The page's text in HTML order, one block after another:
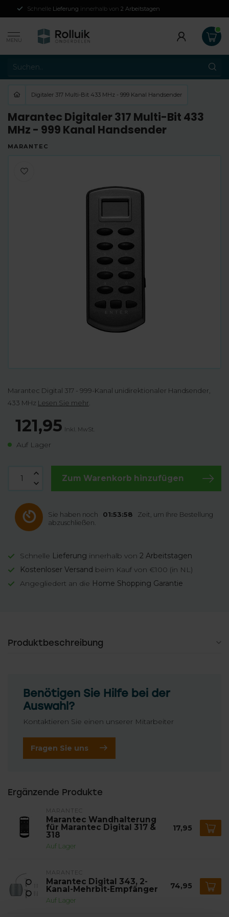
Schnelle Lieferung innerhalb von 2 Arbeitstagen
MENU
Digitaler 317 Multi-Bit 433 MHz - 999 Kanal Handsender
Marantec Digitaler 317 Multi-Bit 433
MHz - 999 Kanal Handsender
MARANTEC
Marantec Digital 317 - 999-Kanal unidirektionaler Handsender,
433 MHz Lesen Sie mehr
121,95 Inkl. MwSt.
Auf Lager
Zum Warenkorb hinzufügen
Sie haben noch 01:53:58
Zeit, um Ihre Bestellung
abzuschließen.
Schnelle Lieferung innerhalb von 2 Arbeitstagen
Kostenloser Versand beim Kauf von €100 (in NL)
Angegliedert an die Home Shopping Garantie
Produktbeschreibung
Benötigen Sie Hilfe bei der
Auswahl?
Kontaktieren Sie einen unserer Mitarbeiter
Fragen Sie uns
Ergänzende Produkte
MARANTEC
Marantec Wandhalterung
für Marantec Digital 317 &
318
Auf Lager
17,95
MARANTEC
Marantec Digital 343, 2-
Kanal-Mehrbit-Empfänger
Auf Lager
74,95